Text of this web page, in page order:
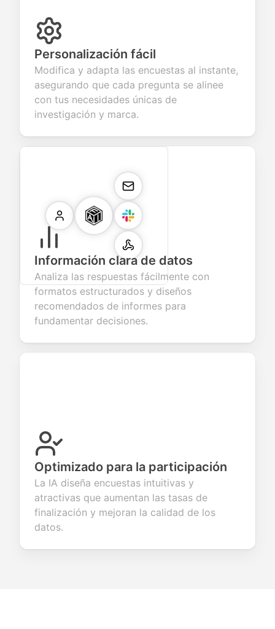
Personalización fácil
Modifica y adapta las encuestas al instante,
asegurando que cada pregunta se alinee
con tus necesidades únicas de
investigación y marca.
Información clara de datos
Analiza las respuestas fácilmente con
formatos estructurados y diseños
recomendados de informes para
fundamentar decisiones.
Optimizado para la participación
La IA diseña encuestas intuitivas y
atractivas que aumentan las tasas de
finalización y mejoran la calidad de los
datos.